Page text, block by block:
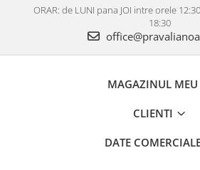
ORAR: de LUNI pana JOI intre orele
18:30
MAGAZINUL MEU
CLIENTI
DATE